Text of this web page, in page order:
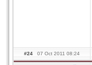
#24 07 Oct 2011 08:24